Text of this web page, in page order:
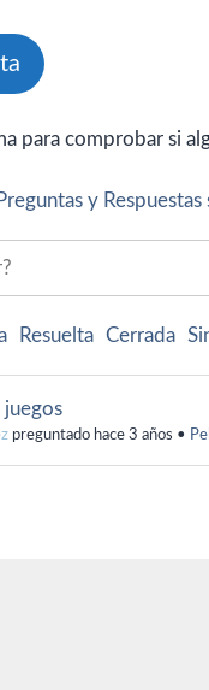
para comprobar si
y
Resuelta Cerrada
juegos
preguntado hace 3 años •